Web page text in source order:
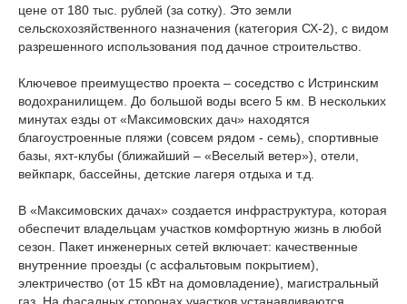
цене от 180 тыс. рублей (за сотку). Это земли
сельскохозяйственного назначения (категория СХ-2), с видом
разрешенного использования под дачное строительство.
Ключевое преимущество проекта – соседство с Истринским
водохранилищем. До большой воды всего 5 км. В нескольких
минутах езды от «Максимовских дач» находятся
благоустроенные пляжи (совсем рядом - семь), спортивные
базы, яхт-клубы (ближайший – «Веселый ветер»), отели,
вейкпарк, бассейны, детские лагеря отдыха и т.д.
В «Максимовских дачах» создается инфраструктура, которая
обеспечит владельцам участков комфортную жизнь в любой
сезон. Пакет инженерных сетей включает: качественные
внутренние проезды (с асфальтовым покрытием),
электричество (от 15 кВт на домовладение), магистральный